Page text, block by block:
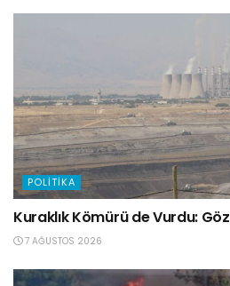
POLITIKA
Kuraklık Kömürü de Vurdu:
7 AĞUSTOS 2026